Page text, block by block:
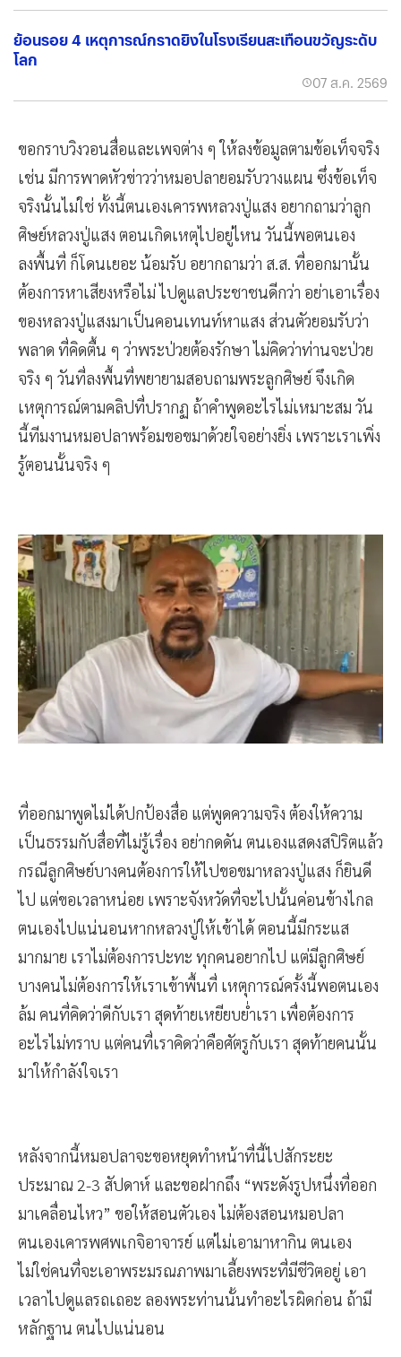
ย้อนรอย 4 เหตุการณ์กราดยิงในโรงเรียนสะเทือนขวัญระดับ
โลก
07 ส.ค. 2569
ขอกราบวิงวอนสื่อและเพจต่าง ๆ ให้ลงข้อมูลตามข้อเท็จจริง
เช่น มีการพาดหัวข่าวว่าหมอปลายอมรับวางแผน ซึ่งข้อเท็จ
จริงนั้นไม่ใช่ ทั้งนี้ตนเองเคารพหลวงปู่แสง อยากถามว่าลูก
ศิษย์หลวงปู่แสง ตอนเกิดเหตุไปอยู่ไหน วันนี้พอตนเอง
ลงพื้นที่ ก็โดนเยอะ น้อมรับ อยากถามว่า ส.ส. ที่ออกมานั้น
ต้องการหาเสียงหรือไม่ ไปดูแลประชาชนดีกว่า อย่าเอาเรื่อง
ของหลวงปู่แสงมาเป็นคอนเทนท์หาแสง ส่วนตัวยอมรับว่า
พลาด ที่คิดตื้น ๆ ว่าพระป่วยต้องรักษา ไม่คิดว่าท่านจะป่วย
จริง ๆ วันที่ลงพื้นที่พยายามสอบถามพระลูกศิษย์ จึงเกิด
เหตุการณ์ตามคลิปที่ปรากฏ ถ้าคำพูดอะไรไม่เหมาะสม วัน
นี้ทีมงานหมอปลาพร้อมขอขมาด้วยใจอย่างยิ่ง เพราะเราเพิ่ง
รู้ตอนนั้นจริง ๆ
ที่ออกมาพูดไม่ได้ปกป้องสื่อ แต่พูดความจริง ต้องให้ความ
เป็นธรรมกับสื่อที่ไม่รู้เรื่อง อย่ากดดัน ตนเองแสดงสปิริตแล้ว
กรณีลูกศิษย์บางคนต้องการให้ไปขอขมาหลวงปู่แสง ก็ยินดี
ไป แต่ขอเวลาหน่อย เพราะจังหวัดที่จะไปนั้นค่อนข้างไกล
ตนเองไปแน่นอนหากหลวงปู่ให้เข้าได้ ตอนนี้มีกระแส
มากมาย เราไม่ต้องการปะทะ ทุกคนอยากไป แต่มีลูกศิษย์
บางคนไม่ต้องการให้เราเข้าพื้นที่ เหตุการณ์ครั้งนี้พอตนเอง
ล้ม คนที่คิดว่าดีกับเรา สุดท้ายเหยียบย่ำเรา เพื่อต้องการ
อะไรไม่ทราบ แต่คนที่เราคิดว่าคือศัตรูกับเรา สุดท้ายคนนั้น
มาให้กำลังใจเรา
หลังจากนี้หมอปลาจะขอหยุดทำหน้าที่นี้ไปสักระยะ
ประมาณ 2-3 สัปดาห์ และขอฝากถึง “พระดังรูปหนึ่งที่ออก
มาเคลื่อนไหว” ขอให้สอนตัวเอง ไม่ต้องสอนหมอปลา
ตนเองเคารพศพเกจิอาจารย์ แต่ไม่เอามาหากิน ตนเอง
ไม่ใช่คนที่จะเอาพระมรณภาพมาเลี้ยงพระที่มีชีวิตอยู่ เอา
เวลาไปดูแลรถเถอะ ลองพระท่านนั้นทำอะไรผิดก่อน ถ้ามี
หลักฐาน ตนไปแน่นอน